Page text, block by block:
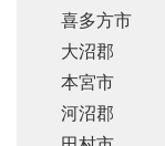
喜多方市
大沼郡
本宮市
河沼郡